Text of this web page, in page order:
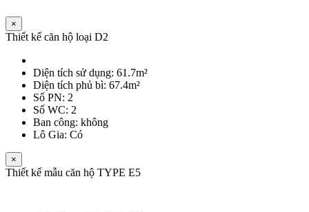
×
Thiết kế căn hộ loại D2
Diện tích sử dụng: 61.7m²
Diện tích phủ bì: 67.4m²
Số PN: 2
Số WC: 2
Ban công: không
Lô Gia: Có
×
Thiết kế mẫu căn hộ TYPE E5